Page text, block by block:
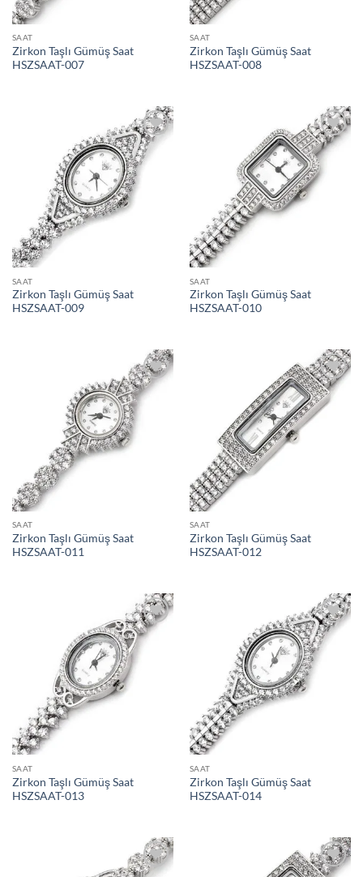
SAAT
Zirkon Taşlı Gümüş Saat
HSZSAAT-007
SAAT
Zirkon Taşlı Gümüş Saat
HSZSAAT-008
İstek
Listeme
SAAT
Zirkon Taşlı Gümüş Saat
HSZSAAT-009
İstek
Listeme
Ekle
SAAT
Zirkon Taşlı Gümüş Saat
HSZSAAT-010
İstek
Listeme
SAAT
Zirkon Taşlı Gümüş Saat
HSZSAAT-011
İstek
Listeme
Ekle
SAAT
Zirkon Taşlı Gümüş Saat
HSZSAAT-012
İstek
Listeme
SAAT
Zirkon Taşlı Gümüş Saat
HSZSAAT-013
İstek
Listeme
SAAT
Zirkon Taşlı Gümüş Saat
HSZSAAT-014